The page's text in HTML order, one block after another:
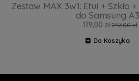
Zestaw MAX 3w1: Etui + Szkło
do Samsung
179,00 zł 247,00 zł
Do Koszyka